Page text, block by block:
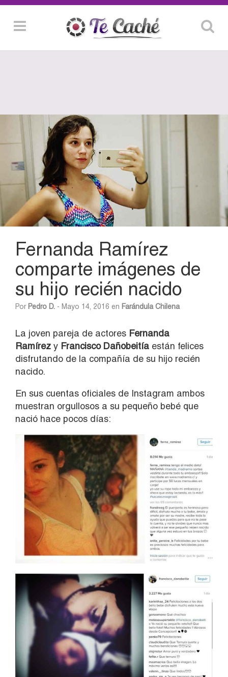
Fernanda Ramírez
comparte imágenes de
su hijo recién nacido
Por Pedro D. - Mayo 14, 2016 en Farándula Chilena
La joven pareja de actores Fernanda
Ramírez y Francisco Dañobeitía están felices
disfrutando de la compañía de su hijo recién
nacido.
En sus cuentas oficiales de Instagram ambos
muestran orgullosos a su pequeño bebé que
nació hace pocos días: